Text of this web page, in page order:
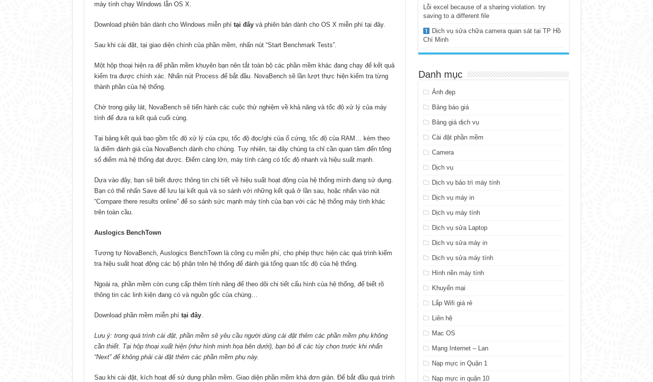
máy tính chạy Windows lẫn OS X.
Download phiên bản dành cho Windows miễn phí tại đâyvà phiên bản dành cho OS X miễn phí tại đây.
Sau khi cài đặt, tại giao diện chính của phần mềm, nhấn nút “Start Benchmark Tests”.
Một hộp thoại hiện ra để phần mềm khuyên bạn nên tắt toàn bộ các phần mềm khác đang chạy để kết quả
kiểm tra được chính xác. Nhấn nút Process để bắt đầu. NovaBench sẽ lần lượt thực hiện kiểm tra từng
thành phần của hệ thống.
Chờ trong giây lát, NovaBench sẽ tiến hành các cuộc thử nghiệm về khả năng và tốc độ xử lý của máy
tính để đưa ra kết quả cuối cùng.
Tại bảng kết quả bao gồm tốc độ xử lý của cpu, tốc độ đọc/ghi của ổ cứng, tốc độ của RAM… kèm theo
là điểm đánh giá của NovaBench dành cho chúng. Tuy nhiên, tại đây chúng ta chỉ cần quan tâm đến tổng
số điểm mà hệ thống đạt được. Điểm càng lớn, máy tính càng có tốc độ nhanh và hiệu suất mạnh.
Dựa vào đây, bạn sẽ biết được thông tin chi tiết về hiệu suất hoạt động của hệ thống mình đang sử dụng.
Bạn có thể nhấn Save để lưu lại kết quả và so sánh với những kết quả ở lần sau, hoặc nhấn vào nút
“Compare there results online” để so sánh sức mạnh máy tính của bạn với các hệ thống máy tính khác
trên toàn cầu.
Auslogics BenchTown
Tương tự NovaBench, Auslogics BenchTown là công cụ miễn phí, cho phép thực hiện các quá trình kiểm
tra hiệu suất hoạt động các bộ phận trên hệ thống để đánh giá tổng quan tốc độ của hệ thống.
Ngoài ra, phần mềm còn cung cấp thêm tính năng để theo dõi chi tiết cấu hình của hệ thống, để biết rõ
thông tin các linh kiện đang có và nguồn gốc của chúng…
Download phần mềm miễn phí tại đây.
Lưu ý: trong quá trình cài đặt, phần mềm sẽ yêu cầu người dùng cài đặt thêm các phần mềm phụ không
cần thiết. Tại hộp thoại xuất hiện (như hình minh họa bên dưới), bạn bỏ đi các tùy chọn trước khi nhấn
“Next” để không phải cài đặt thêm các phần mềm phụ này.
Sau khi cài đặt, kích hoạt để sử dụng phần mềm. Giao diện phần mềm khá đơn giản. Để bắt đầu quá trình
Lỗi excel because of a sharing violation. try
saving to a different file
Dịch vụ sửa chữa camera quan sát tại TP Hồ
Chí Minh
Danh mục
Ảnh đẹp
Bảng báo giá
Bảng giá dịch vụ
Cài đặt phần mềm
Camera
Dịch vụ
Dịch vụ bảo trì máy tính
Dịch vụ máy in
Dịch vụ máy tính
Dịch vụ sửa Laptop
Dịch vụ sửa máy in
Dịch vụ sửa máy tính
Hình nền máy tính
Khuyến mại
Lắp Wifi giá rẻ
Liên hệ
Mac OS
Mạng Internet – Lan
Nạp mực in Quận 1
Nạp mực in quận 10